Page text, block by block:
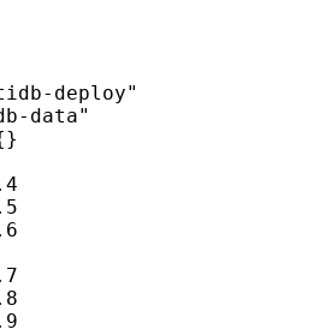
deploy"
data"